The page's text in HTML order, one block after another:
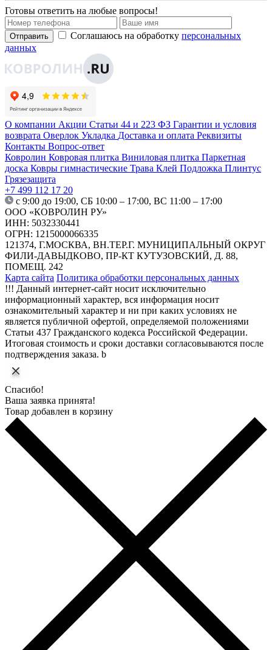
Готовы ответить на любые вопросы!
Отправить Соглашаюсь на обработку персональных
данных
О компании Акции Статьи 44 и 223 ФЗ Гарантии и условия
возврата Оверлок Укладка Доставка и оплата Реквизиты
Контакты Вопрос-ответ
Ковролин Ковровая плитка Виниловая плитка Паркетная
доска Ковры гимнастические Трава Клей Подложка Плинтус
Грязезащита
+7 499 112 17 20
с 9:00 до 19:00, СБ 10:00 – 17:00, ВС 11:00 – 17:00
ООО «КОВРОЛИН РУ»
ИНН: 5032330441
ОГРН: 1215000066335
121374, Г.МОСКВА, ВН.ТЕР.Г. МУНИЦИПАЛЬНЫЙ ОКРУГ
ФИЛИ-ДАВЫДКОВО, ПР-КТ КУТУЗОВСКИЙ, Д. 88,
ПОМЕЩ. 242
Карта сайта Политика обработки персональных данных
!!! Данный интернет-сайт носит исключительно
информационный характер, вся информация носит
ознакомительный характер и ни при каких условиях не
является публичной офертой, определяемой положениями
Статьи 437 Гражданского кодекса Российской Федерации.
Итоговая стоимость и сроки доставки согласовываются после
подтверждения заказа. b
Спасибо!
Ваша заявка принята!
Товар добавлен в корзину